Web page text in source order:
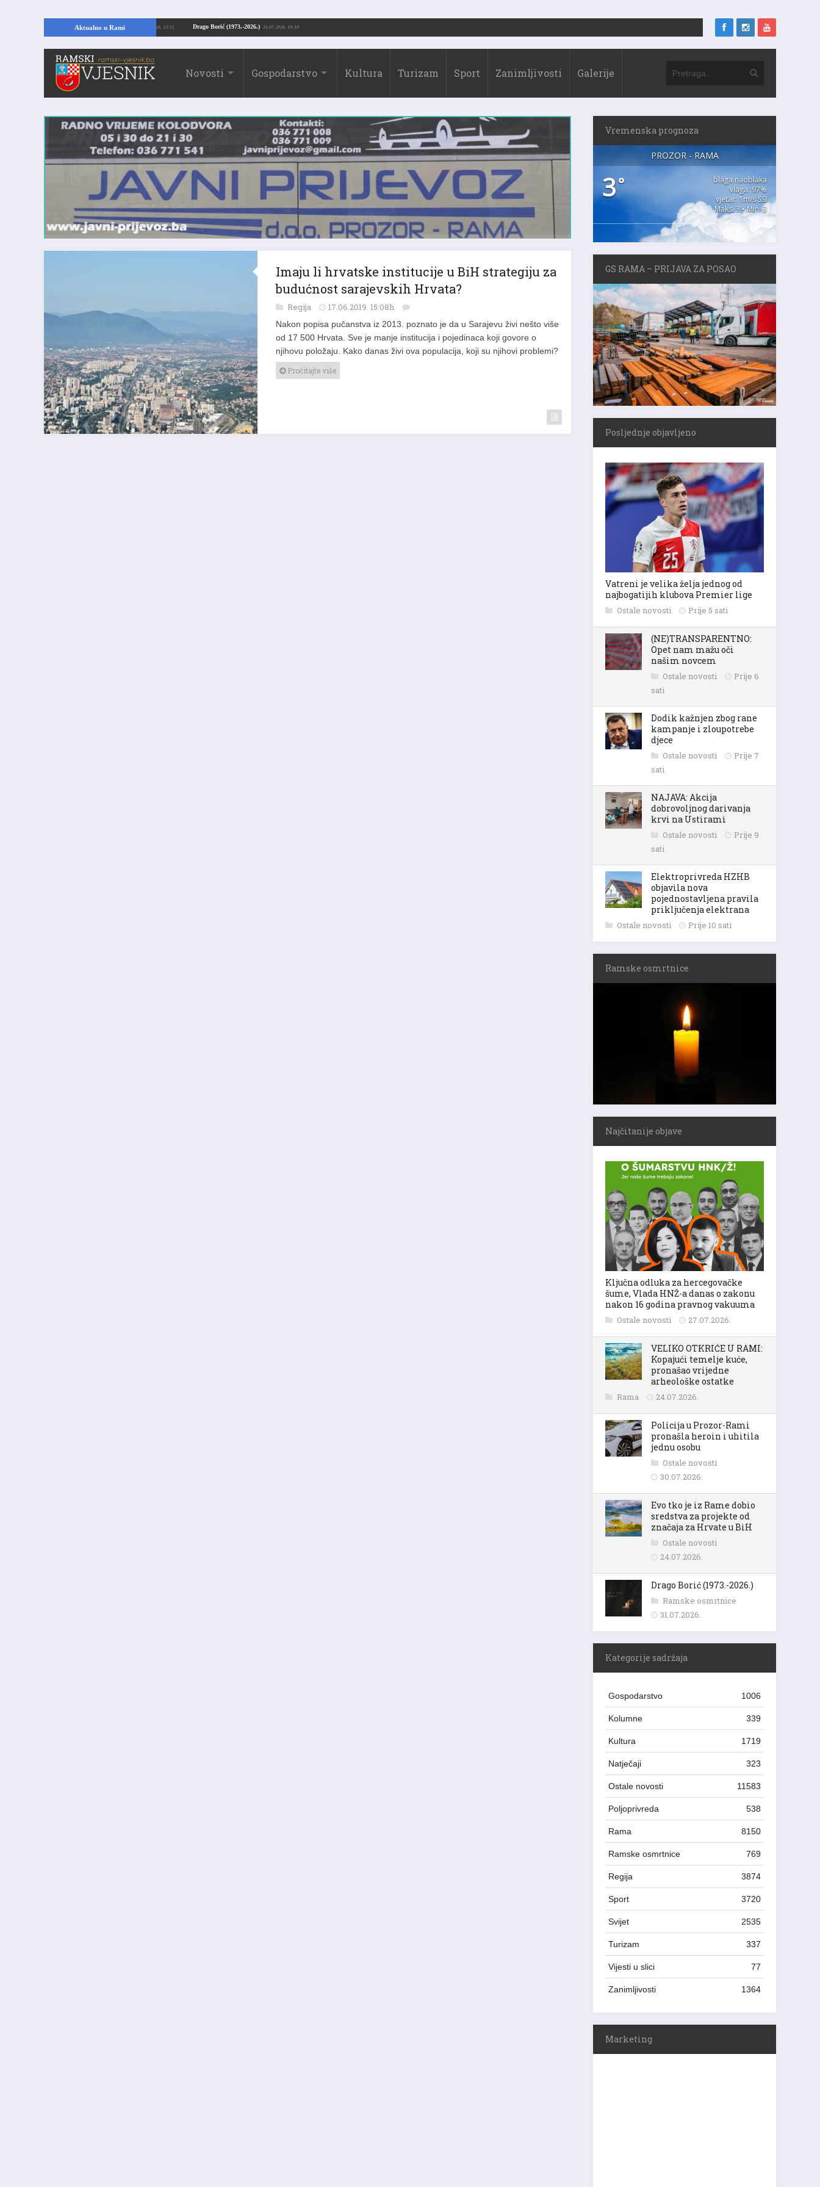
Aktualno u Rami Drago Borić (1973.-2026.) 31.07.2026. 19:10
temelje kuće, pronašao vrijedne arheološke ostatke 24.07.2026. 13:51
Novosti Gospodarstvo Kultura Turizam Sport Zanimljivosti Galerije
Imaju li hrvatske institucije u BiH strategiju za
budućnost sarajevskih Hrvata?
Regija 17.06.2019. 15:08h
Nakon popisa pučanstva iz 2013. poznato je da u Sarajevu živi nešto više
od 17 500 Hrvata. Sve je manje institucija i pojedinaca koji govore o
njihovu položaju. Kako danas živi ova populacija, koji su njihovi problemi?
Pročitajte više
Vremenska prognoza
PROZOR - RAMA
3°
blaga naoblaka
vlaga: 97%
vjetar: 1m/s SSI
Maks. 3 • Min. 3
GS RAMA – PRIJAVA ZA POSAO
Posljednje objavljeno
Vatreni je velika želja jednog od
najbogatijih klubova Premier lige
Ostale novosti Prije 5 sati
(NE)TRANSPARENTNO:
Opet nam mažu oči
našim novcem
Ostale novosti
Prije 6
sati
Dodik kažnjen zbog rane
kampanje i zloupotrebe
djece
Ostale novosti
Prije 7
sati
NAJAVA: Akcija
dobrovoljnog darivanja
krvi na Ustirami
Ostale novosti
Prije 9
sati
Elektroprivreda HZHB
objavila nova
pojednostavljena pravila
priključenja elektrana
Ostale novosti Prije 10 sati
Ramske osmrtnice
Najčitanije objave
Ključna odluka za hercegovačke
šume, Vlada HNŽ-a danas o zakonu
nakon 16 godina pravnog vakuuma
Ostale novosti 27.07.2026.
VELIKO OTKRIĆE U RAMI:
Kopajući temelje kuće,
pronašao vrijedne
arheološke ostatke
Rama 24.07.2026.
Policija u Prozor-Rami
pronašla heroin i uhitila
jednu osobu
Ostale novosti
30.07.2026.
Evo tko je iz Rame dobio
sredstva za projekte od
značaja za Hrvate u BiH
Ostale novosti
24.07.2026.
Drago Borić (1973.-2026.)
Ramske osmrtnice
31.07.2026.
Kategorije sadržaja
Gospodarstvo 1006
Kolumne 339
Kultura 1719
Natječaji 323
Ostale novosti 11583
Poljoprivreda 538
Rama 8150
Ramske osmrtnice 769
Regija 3874
Sport 3720
Svijet 2535
Turizam 337
Vijesti u slici 77
Zanimljivosti 1364
Marketing